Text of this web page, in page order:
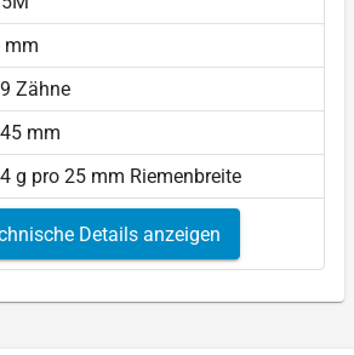
mm
Zähne
mm
g pro 25 mm Riemenbreite
Details anzeigen